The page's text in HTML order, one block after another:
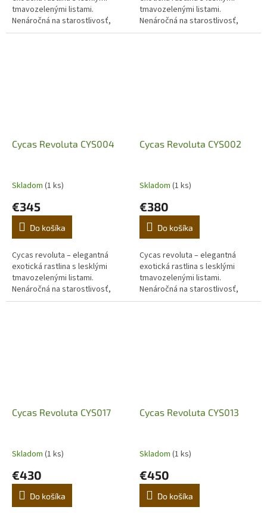
tmavozelenými listami.
Nenáročná na starostlivosť,
ideálna do interiéru aj na terasu.
tmavozelenými listami.
Nenáročná na starostlivosť,
ideálna do interiéru aj na terasu.
Cycas Revoluta CYS004
Skladom (1 ks)
€345
Do košíka
Cycas revoluta – elegantná
exotická rastlina s lesklými
tmavozelenými listami.
Nenáročná na starostlivosť,
ideálna do interiéru aj na terasu.
Cycas Revoluta CYS002
Skladom (1 ks)
€380
Do košíka
Cycas revoluta – elegantná
exotická rastlina s lesklými
tmavozelenými listami.
Nenáročná na starostlivosť,
ideálna do interiéru aj na terasu.
Cycas Revoluta CYS017
Skladom (1 ks)
€430
Do košíka
Cycas Revoluta CYS013
Skladom (1 ks)
€450
Do košíka